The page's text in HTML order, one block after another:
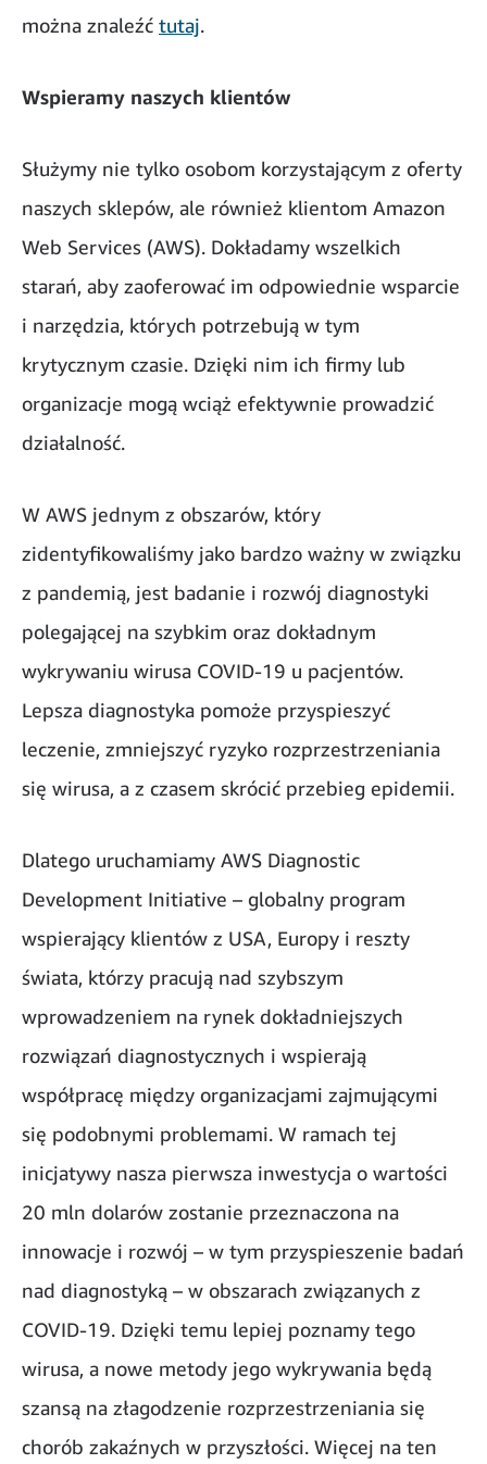
można znaleźć tutaj.
Wspieramy naszych klientów
Służymy nie tylko osobom korzystającym z oferty
naszych sklepów, ale również klientom Amazon
Web Services (AWS). Dokładamy wszelkich
starań, aby zaoferować im odpowiednie wsparcie
i narzędzia, których potrzebują w tym
krytycznym czasie. Dzięki nim ich firmy lub
organizacje mogą wciąż efektywnie prowadzić
działalność.
W AWS jednym z obszarów, który
zidentyfikowaliśmy jako bardzo ważny w związku
z pandemią, jest badanie i rozwój diagnostyki
polegającej na szybkim oraz dokładnym
wykrywaniu wirusa COVID-19 u pacjentów.
Lepsza diagnostyka pomoże przyspieszyć
leczenie, zmniejszyć ryzyko rozprzestrzeniania
się wirusa, a z czasem skrócić przebieg epidemii.
Dlatego uruchamiamy AWS Diagnostic
Development Initiative – globalny program
wspierający klientów z USA, Europy i reszty
świata, którzy pracują nad szybszym
wprowadzeniem na rynek dokładniejszych
rozwiązań diagnostycznych i wspierają
współpracę między organizacjami zajmującymi
się podobnymi problemami. W ramach tej
inicjatywy nasza pierwsza inwestycja o wartości
20 mln dolarów zostanie przeznaczona na
innowacje i rozwój – w tym przyspieszenie badań
nad diagnostyką – w obszarach związanych z
COVID-19. Dzięki temu lepiej poznamy tego
wirusa, a nowe metody jego wykrywania będą
szansą na złagodzenie rozprzestrzeniania się
chorób zakaźnych w przyszłości. Więcej na ten